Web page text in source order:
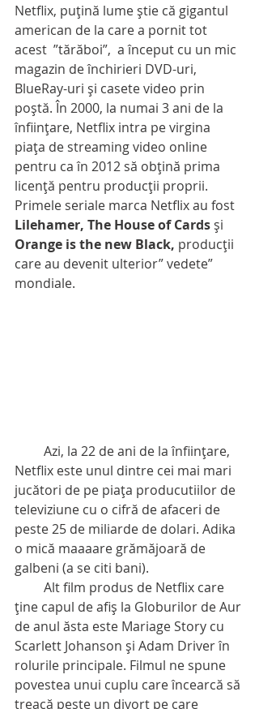
Netflix, puţină lume ştie că gigantul
american de la care a pornit tot
acest  ”tărăboi”,  a început cu un mic
magazin de închirieri DVD-uri,
BlueRay-uri şi casete video prin
poştă. În 2000, la numai 3 ani de la
înfiinţare, Netflix intra pe virgina
piaţa de streaming video online
pentru ca în 2012 să obţină prima
licenţă pentru producţii proprii.
Primele seriale marca Netflix au fost
Lilehamer, The House of Cards şi
Orange is the new Black, producții
care au devenit ulterior” vedete”
mondiale.
Netflix este unul dintre cei mai mari
jucători de pe piaţa producutiilor de
televiziune cu o cifră de afaceri de
peste 25 de miliarde de dolari. Adika
o mică maaaare grămăjoară de
galbeni (a se citi bani).
ţine capul de afiş la Globurilor de Aur
de anul ăsta este Mariage Story cu
Scarlett Johanson şi Adam Driver în
rolurile principale. Filmul ne spune
povestea unui cuplu care încearcă să
treacă peste un divorţ pe care